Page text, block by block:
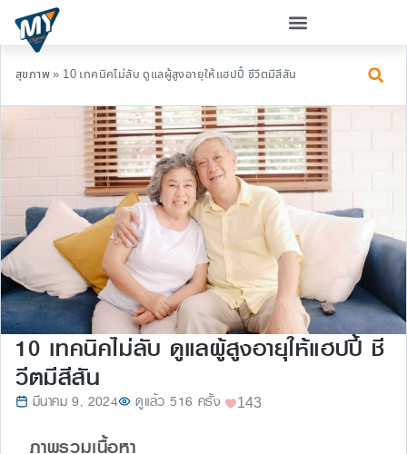
สุขภาพ» 10 เทคนิคไม่ลับ ดูแลผู้สูงอายุให้แฮปปี้ ชีวีตมีสีสัน
10 เทคนิคไม่ลับ ดูแลผู้สูงอายุให้แฮปปี้ ชี
วีตมีสีสัน
มีนาคม 9, 2024 ดูแล้ว 516 ครั้ง 143
ภาพรวมเนื้อหา